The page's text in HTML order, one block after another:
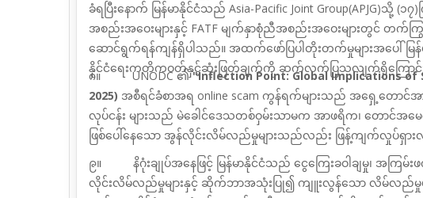
ခံရပြီးနောက် မြန်မာနိုင်ငံသည် Asia-Pacific Joint Group(APJG)သို့ (၁၇)
အစည်းအဝေးများနှင့် FATF မျက်နှာစုံညီအစည်းအဝေးများတွင် တက်ကြွ
ဆောင်ရွက်ရန်ကျန်ရှိပါသည်။ အထက်ဖော်ပြပါတိုးတက်မှုများအပေါ် မြ
နိုင်ငံရေးကတိကဝတ်နှင့်ဆုံးဖြတ်ချက်ကို ဆက်လက်ပြသလျက်ရှိကြောင်
၈။UNODC၏"Inflection Point: Global Implications of
2025) အစီရင်ခံစာအရ online scam ကွန်ရက်များသည် အရှေ့တောင်အာ
လုပ်ငန်း များသည် မဲခေါင်ဒေသတစ်ဝှမ်းသာမက အာဖရိက၊ တောင်အ
ဖြစ်ပေါ်နေသော အွန်လိုင်းလိမ်လည်မှုများသည်လည်း ဖြန့်ကျက်လှုပ်ရှာ
၉။ နိဂုံးချုပ်အနေဖြင့် မြန်မာနိုင်ငံသည် ငွေကြေးခဝါချမှု၊ အကြမ်
လိုင်းလိမ်လည်မှုများနှင့် ဆိုက်ဘာအသုံးပြု၍ ကျူးလွန်သော လိမ်လည်မှု